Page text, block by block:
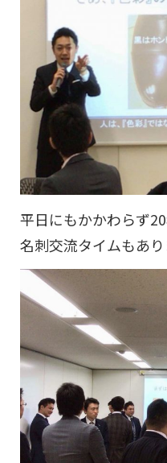
平日にもかかわらず
名刺交流タイムもあり